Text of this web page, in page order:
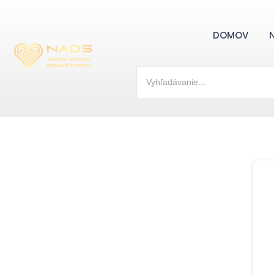
DOMOV